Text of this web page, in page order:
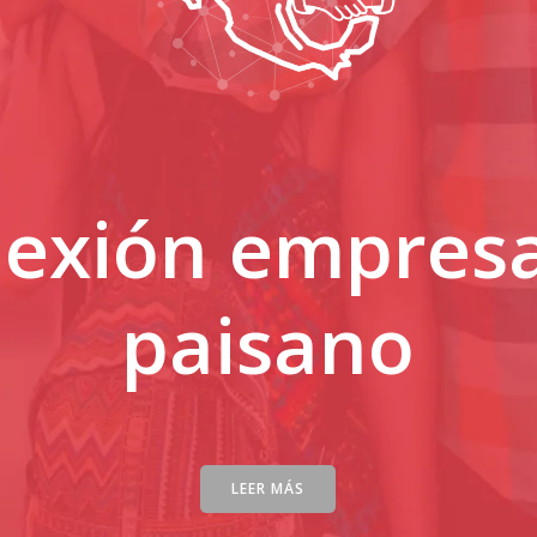
paisano
LEER MÁS